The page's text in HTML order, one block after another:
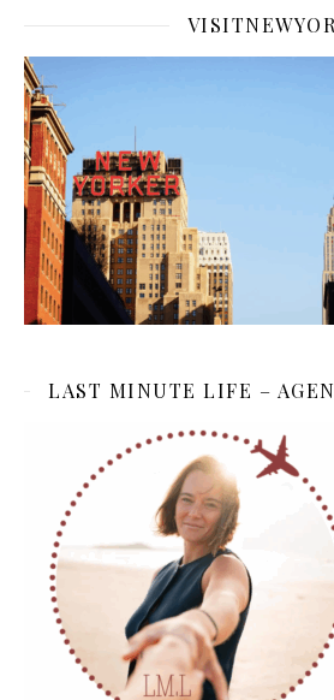
LAST MINUTE LIFE –